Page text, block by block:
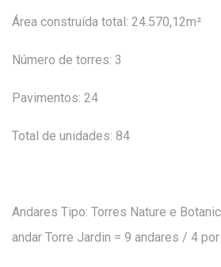
Área construída total: 24.570,12m²
Número de torres: 3
Pavimentos: 24
Total de unidades: 84
Andares Tipo: Torres Nature e
andar Torre Jardin = 9 andares / 4